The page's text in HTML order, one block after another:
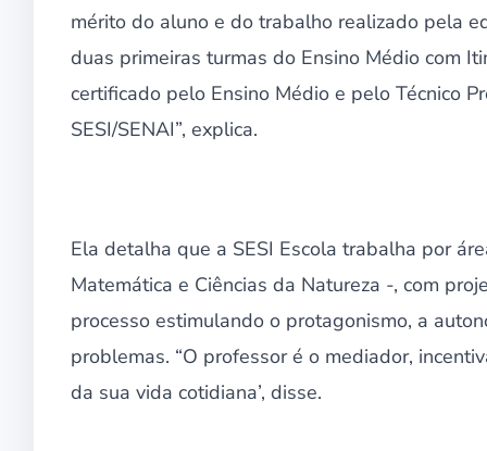
mérito do aluno e do trabalho realizado pela
duas primeiras turmas do Ensino Médio com
certificado pelo Ensino Médio e pelo Técnico
SESI/SENAI”, explica.
Ela detalha que a SESI Escola trabalha por
Matemática e Ciências da Natureza -, com
processo estimulando o protagonismo, a
problemas. “O professor é o mediador,
da sua vida cotidiana’, disse.